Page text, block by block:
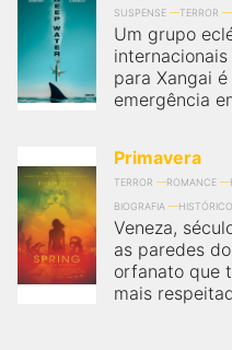
SUSPENSE TERROR
Um grupo
para Xangai
emergência
Primavera
TERROR ROMANCE
BIOGRAFIA
HISTÓRICO
Veneza,
as paredes
orfanato que
mais